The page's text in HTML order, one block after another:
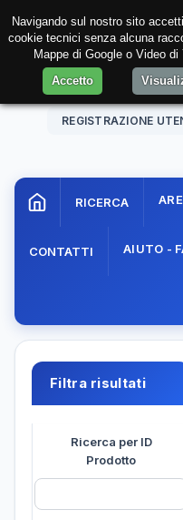
06 Aug. 202611:13:18
REGISTRAZIONE
RICERCA
CONTATTI AIUTO -
Filtra risultati
Ricerca per ID
Prodotto
Navigando sul nostro sito
cookie tecnici senza alcuna
Mappe di Google o Video
Accetto